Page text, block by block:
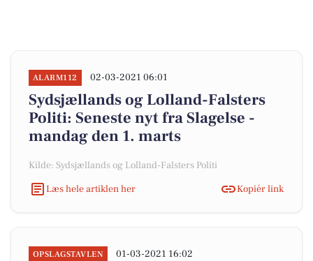
ALARM112 02-03-2021 06:01
Sydsjællands og Lolland-Falsters
Politi: Seneste nyt fra Slagelse -
mandag den 1. marts
Kilde: Sydsjællands og Lolland-Falsters Politi
Læs hele artiklen her
Kopiér link
OPSLAGSTAVLEN 01-03-2021 16:02